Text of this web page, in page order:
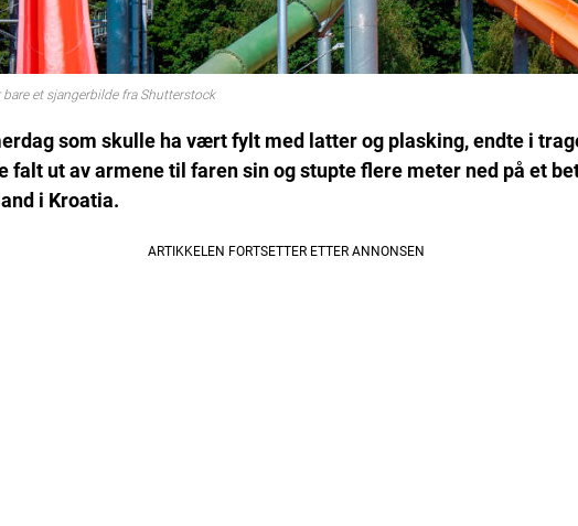
bare et sjangerbilde fra Shutterstock
som skulle ha vært fylt med latter og plasking, endte i
falt ut av armene til faren sin og stupte flere meter ned på et
i Kroatia.